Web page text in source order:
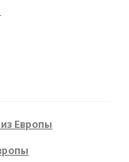
Европы